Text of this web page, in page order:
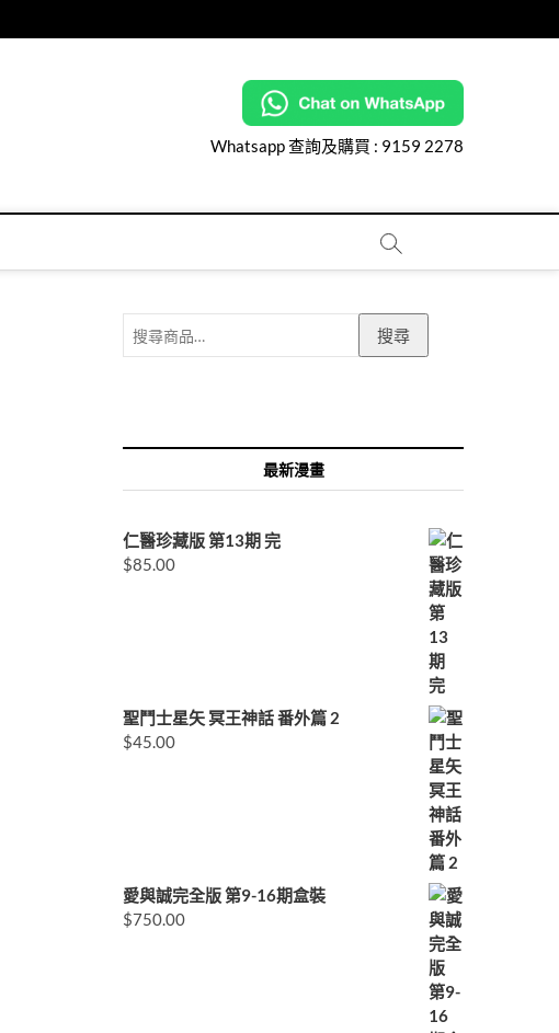
Whatsapp 查詢及購買 : 9159 2278
搜尋
最新漫畫
仁醫珍藏版 第13期 完
$85.00
聖鬥士星矢 冥王神話 番外篇 2
$45.00
愛與誠完全版 第9-16期盒裝
$750.00